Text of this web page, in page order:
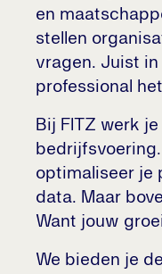
en
stellen
vragen. Juist
professional
Bij FITZ werk
optimaliseer je
data. Maar
Want jouw
We bieden je